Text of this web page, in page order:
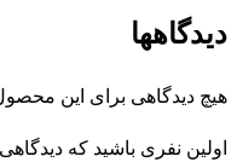
دیدگاهها
هیچ دیدگاهی برای این
اولین نفری باشید که